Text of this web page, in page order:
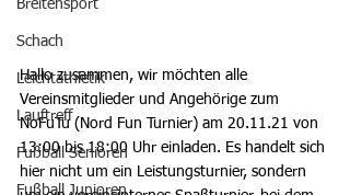
Breitensport
Schach
Leichtathletik
Lauftreff
Fußball Senioren
Fußball Junioren
Hallo zusammen, wir möchten alle
Vereinsmitglieder und Angehörige zum
NoFuTu (Nord Fun Turnier) am 20.11.21 von
13:00 bis 18:00 Uhr einladen. Es handelt sich
hier nicht um ein Leistungsturnier, sondern